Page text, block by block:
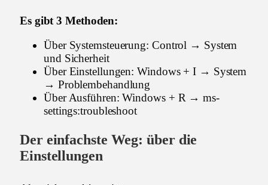
Es gibt 3 Methoden:
Über Systemsteuerung: Control → System
und Sicherheit
Über Einstellungen: Windows + I → System
→ Problembehandlung
Über Ausführen: Windows + R → ms-
settings:troubleshoot
Der einfachste Weg: über die
Einstellungen